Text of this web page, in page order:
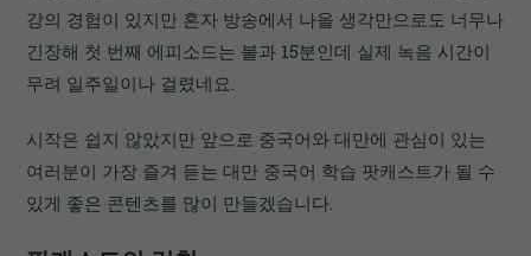
강의 경험이 있지만 혼자 방송에서 나올 생각만으로도 너무나
긴장해 첫 번째 에피소드는 불과 15분인데 실제 녹음 시간이
무려 일주일이나 걸렸네요.
시작은 쉽지 않았지만 앞으로 중국어와 대만에 관심이 있는
여러분이 가장 즐겨 듣는 대만 중국어 학습 팟캐스트가 될 수
있게 좋은 콘텐츠를 많이 만들겠습니다.